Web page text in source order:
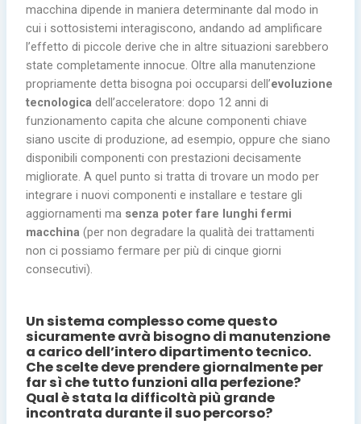
macchina dipende in maniera determinante dal modo in
cui i sottosistemi interagiscono, andando ad amplificare
l’effetto di piccole derive che in altre situazioni sarebbero
state completamente innocue. Oltre alla manutenzione
propriamente detta bisogna poi occuparsi dell’evoluzione
tecnologica dell’acceleratore: dopo 12 anni di
funzionamento capita che alcune componenti chiave
siano uscite di produzione, ad esempio, oppure che siano
disponibili componenti con prestazioni decisamente
migliorate. A quel punto si tratta di trovare un modo per
integrare i nuovi componenti e installare e testare gli
aggiornamenti ma senza poter fare lunghi fermi
macchina (per non degradare la qualità dei trattamenti
non ci possiamo fermare per più di cinque giorni
consecutivi).
Un sistema complesso come questo
sicuramente avrà bisogno di manutenzione
a carico dell’intero dipartimento tecnico.
Che scelte deve prendere giornalmente per
far sì che tutto funzioni alla perfezione?
Qual è stata la difficoltà più grande
incontrata durante il suo percorso?